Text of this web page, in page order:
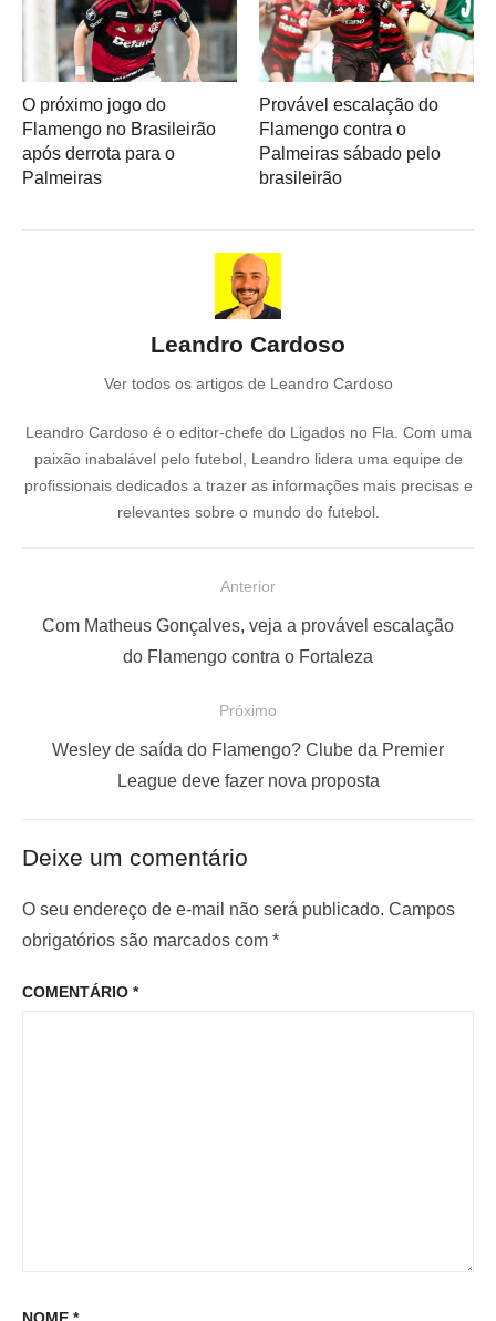
O próximo jogo do
Flamengo no Brasileirão
após derrota para o
Palmeiras
Provável escalação do
Flamengo contra o
Palmeiras sábado pelo
brasileirão
Leandro Cardoso
Ver todos os artigos de Leandro Cardoso
Leandro Cardoso é o editor-chefe do Ligados no Fla. Com uma
paixão inabalável pelo futebol, Leandro lidera uma equipe de
profissionais dedicados a trazer as informações mais precisas e
relevantes sobre o mundo do futebol.
o
e
P
o
Anterior
P
i
o
:
Com Matheus Gonçalves, veja a provável escalação
do Flamengo contra o Fortaleza
Próximo
m
o
o
Wesley de saída do Flamengo? Clube da Premier
League deve fazer nova proposta
Deixe um comentário
O seu endereço de e-mail não será publicado. Campos
obrigatórios são marcados com *
COMENTÁRIO *